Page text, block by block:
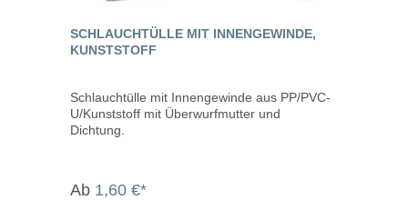
SCHLAUCHTÜLLE MIT INNENGEWINDE,
KUNSTSTOFF
Schlauchtülle mit Innengewinde aus PP/PVC-
U/Kunststoff mit Überwurfmutter und
Dichtung.
Ab 1,60 €*